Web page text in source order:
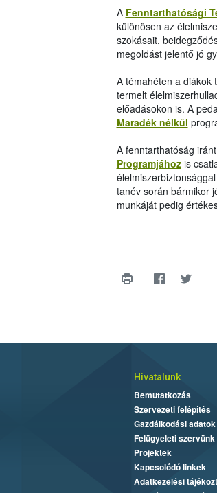
A Fenntarthatósági
különösen az
szokásait,
megoldást jelentő jó
A témahéten a diákok
termelt
előadásokon is. A
Maradék nélkül
A fenntarthatóság
Programjáhozis
tanév során bármikor
munkáját pedig
Hivatalunk
Bemutatkozás
Szervezeti felépítés
Gazdálkodási adatok
Felügyeleti szervünk
Projektek
Kapcsolódó linkek
Adatkezelési